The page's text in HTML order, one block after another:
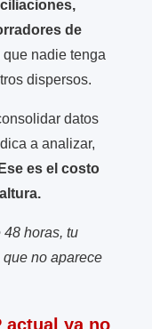
de
que nadie tenga
dispersos.
datos
a analizar,
Ese es el costo
horas, tu
no aparece
actual ya no